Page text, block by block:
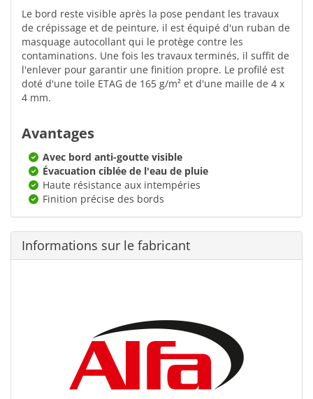
Le bord reste visible après la pose pendant les travaux
de crépissage et de peinture, il est équipé d'un ruban de
masquage autocollant qui le protège contre les
contaminations. Une fois les travaux terminés, il suffit de
l'enlever pour garantir une finition propre. Le profilé est
doté d'une toile ETAG de 165 g/m² et d'une maille de 4 x
4 mm.
Avantages
Avec bord anti-goutte visible
Évacuation ciblée de l'eau de pluie
Haute résistance aux intempéries
Finition précise des bords
Informations sur le fabricant